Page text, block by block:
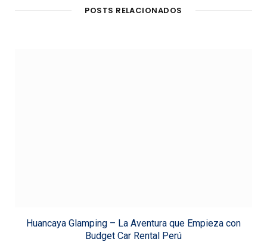
POSTS RELACIONADOS
Huancaya Glamping – La Aventura que Empieza con
Budget Car Rental Perú